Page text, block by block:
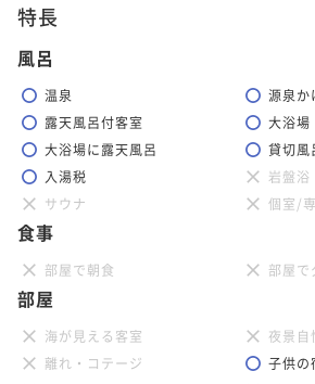
特長
風呂
温泉
源泉か
露天風呂付客室
大浴場
大浴場に露天風呂
貸切風
入湯税
岩盤浴
サウナ
個室/
食事
部屋で朝食 部屋で
部屋
海が見える客室
夜景自
離れ・コテージ
子供の